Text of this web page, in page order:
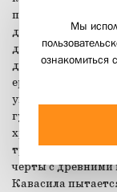
практическая
догматикой, в
доказать
догматов,
еретиков и
увлекшийся
гуманисты,
христианским
трактовать
черты с
Кавасила
Мы
ознакомиться